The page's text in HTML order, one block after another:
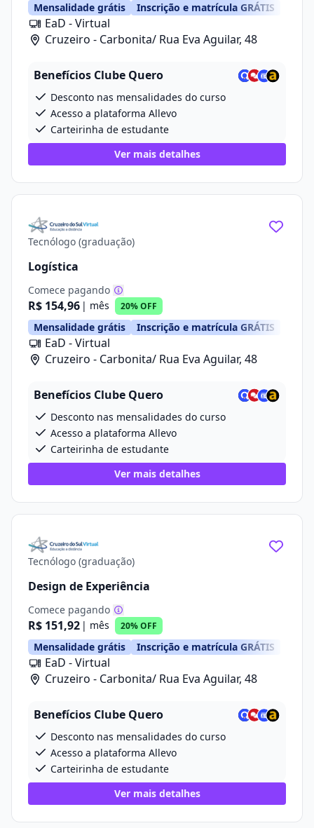
Mensalidade grátis Inscrição e matrícula GRÁTIS
EaD - Virtual
Cruzeiro - Carbonita/ Rua Eva Aguilar, 48
Benefícios Clube Quero
Desconto nas mensalidades do curso
Acesso a plataforma Allevo
Carteirinha de estudante
Ver mais detalhes
Tecnólogo (graduação)
Logística
Comece pagando
R$ 154,96 | mês 20% OFF
Mensalidade grátis Inscrição e matrícula GRÁTIS
EaD - Virtual
Cruzeiro - Carbonita/ Rua Eva Aguilar, 48
Benefícios Clube Quero
Desconto nas mensalidades do curso
Acesso a plataforma Allevo
Carteirinha de estudante
Ver mais detalhes
Tecnólogo (graduação)
Design de Experiência
Comece pagando
R$ 151,92 | mês 20% OFF
Mensalidade grátis Inscrição e matrícula GRÁTIS
EaD - Virtual
Cruzeiro - Carbonita/ Rua Eva Aguilar, 48
Benefícios Clube Quero
Desconto nas mensalidades do curso
Acesso a plataforma Allevo
Carteirinha de estudante
Ver mais detalhes